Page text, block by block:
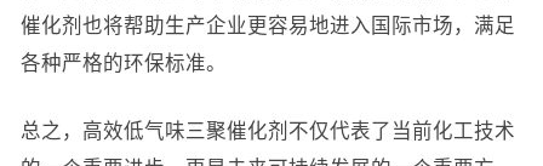
催化剂也将帮助生产企业更容易地进入国际市场，满足
各种严格的环保标准。
总之，高效低气味三聚催化剂不仅代表了当前化工技术